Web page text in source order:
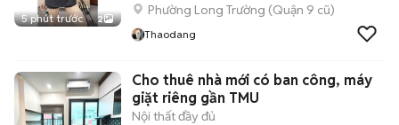
5 phút trước 2
Phường Long Trường (Quận 9 cũ)
Thaodang
Cho thuê nhà mới có ban công, máy
giặt riêng gần TMU
Nội thất đầy đủ